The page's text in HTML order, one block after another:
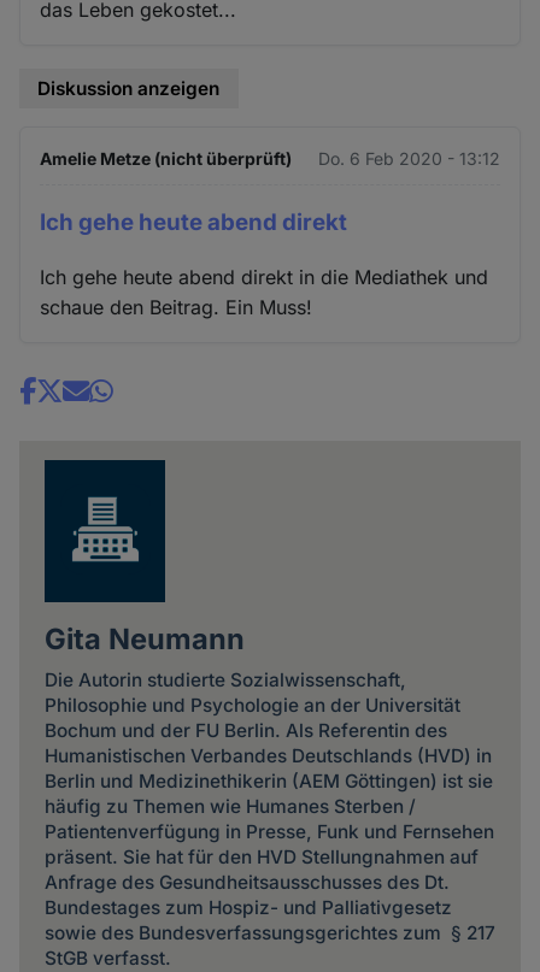
das Leben gekostet...
Diskussion anzeigen
Amelie Metze (nicht überprüft) Do. 6 Feb 2020 - 13:12
Ich gehe heute abend direkt
Ich gehe heute abend direkt in die Mediathek und
schaue den Beitrag. Ein Muss!
Share
Gita Neumann
Die Autorin studierte Sozialwissenschaft,
Philosophie und Psychologie an der Universität
Bochum und der FU Berlin. Als Referentin des
Humanistischen Verbandes Deutschlands (HVD) in
Berlin und Medizinethikerin (AEM Göttingen) ist sie
häufig zu Themen wie Humanes Sterben /
Patientenverfügung in Presse, Funk und Fernsehen
präsent. Sie hat für den HVD Stellungnahmen auf
Anfrage des Gesundheitsausschusses des Dt.
Bundestages zum Hospiz- und Palliativgesetz
sowie des Bundesverfassungsgerichtes zum § 217
StGB verfasst.